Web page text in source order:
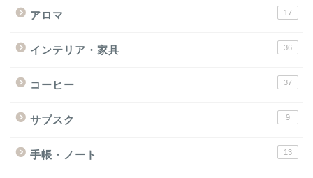
アロマ 17
インテリア・家具 36
コーヒー 37
サブスク 9
手帳・ノート 13